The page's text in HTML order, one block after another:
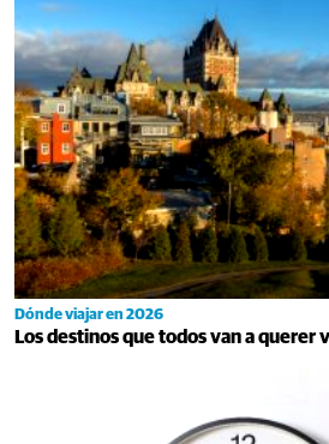
Dónde viajar en 2026
Los destinos que todos van a querer